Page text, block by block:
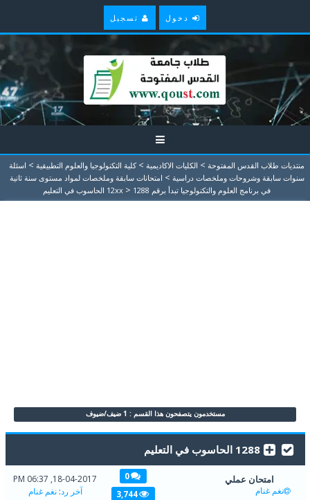
دخول تسجيل
منتديات طلاب القدس المفتوحة > الكليات الاكاديمية > كلية التكنولوجيا والعلوم التطبيقية > اسئلة
سنوات سابقة وشروحات وملخصات دراسية > امتحانات سابقة وملخصات لمواد مستوى سنة ثانية
في برنامج العلوم والتكنولوجيا تبدأ برقم 12xx
> 1288 الحاسوب في التعليم
مستخدمون يتصفحون هذا القسم : 1 ضيف/ضيوف
1288 الحاسوب في التعليم
امتحان عملي
نغم غنام
0
3,744
18-04-2017, 06:37 PM
آخر رد:نغم غنام